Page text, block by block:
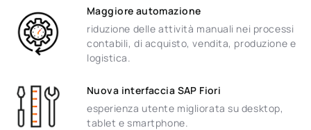
Maggiore automazione
riduzione delle attività manuali nei processi
contabili, di acquisto, vendita, produzione e
logistica.
Nuova interfaccia SAP Fiori
esperienza utente migliorata su desktop,
tablet e smartphone.